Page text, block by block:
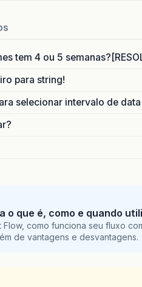
tem 4 ou 5
para string!
selecionar intervalo de data
o que é, como e quando
como funciona seu fluxo
de vantagens e desvantagens.